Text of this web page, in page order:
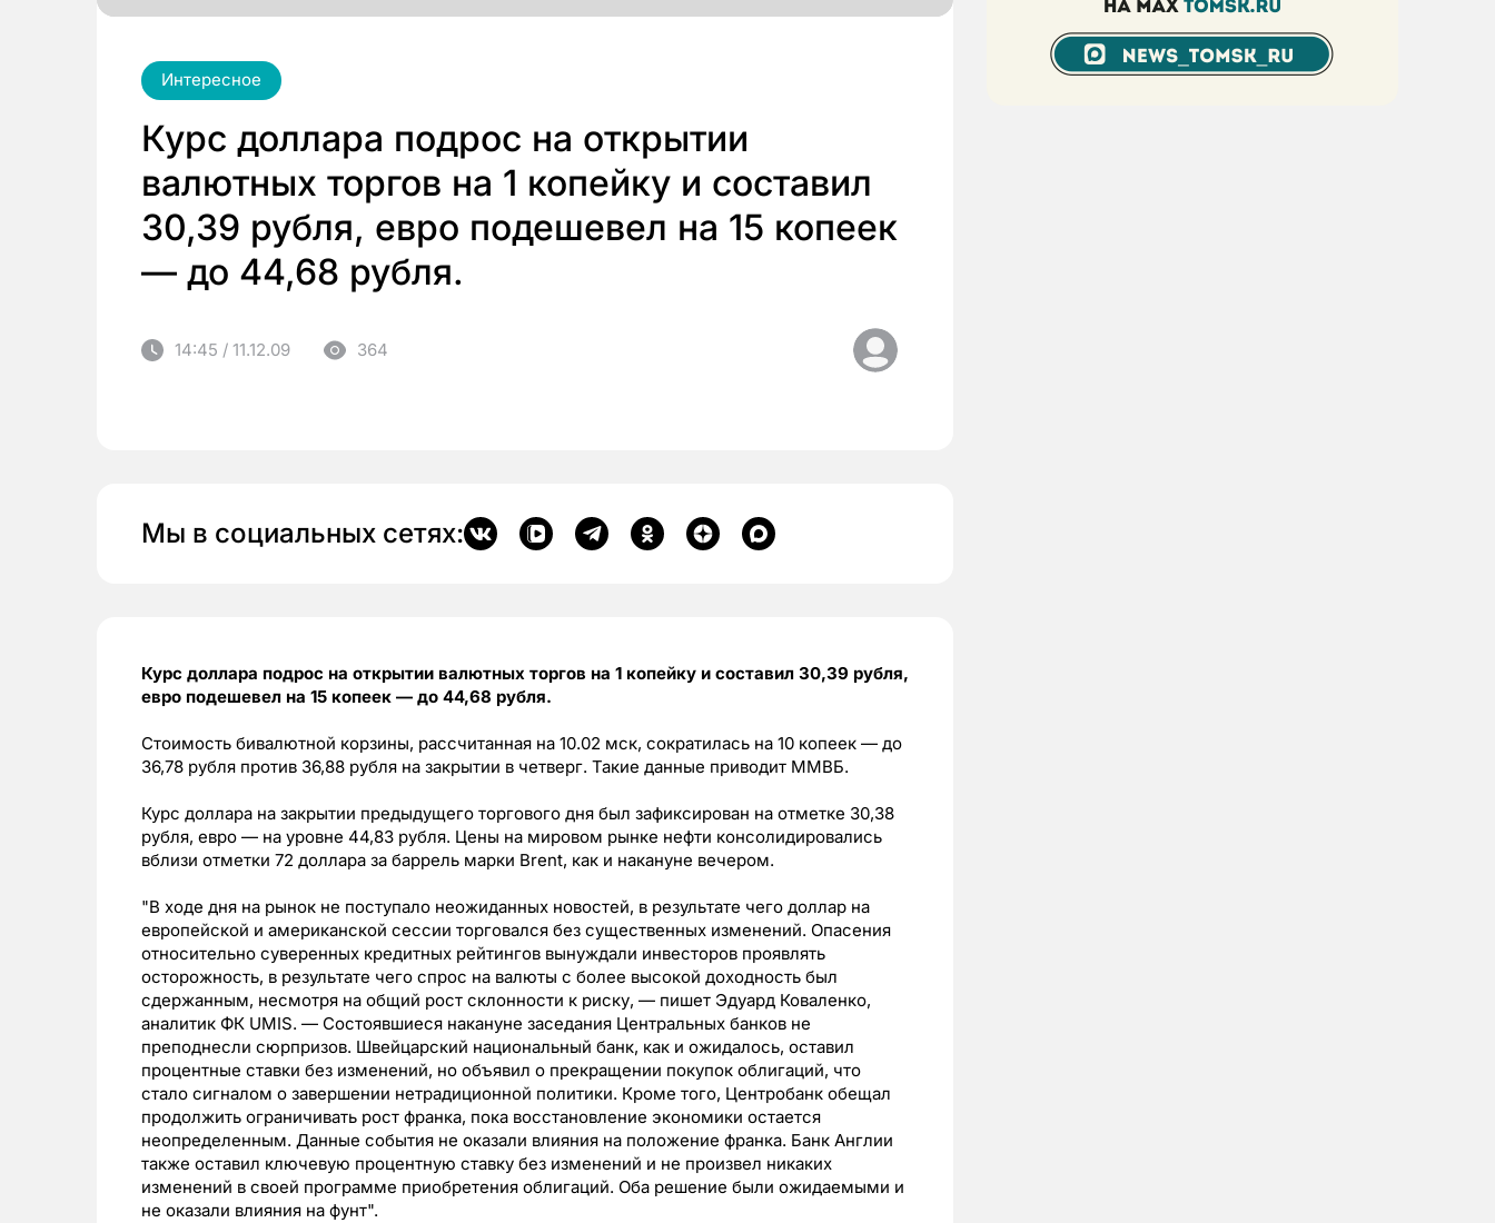
Интересное
Курс доллара подрос на открытии
валютных торгов на 1 копейку и составил
30,39 рубля, евро подешевел на 15 копеек
— до 44,68 рубля.
14:45 / 11.12.09 364
Мы в социальных сетях:
Курс доллара подрос на открытии валютных торгов на 1 копейку и составил 30,39 рубля,
евро подешевел на 15 копеек — до 44,68 рубля.
Стоимость бивалютной корзины, рассчитанная на 10.02 мск, сократилась на 10 копеек — до
36,78 рубля против 36,88 рубля на закрытии в четверг. Такие данные приводит ММВБ.
Курс доллара на закрытии предыдущего торгового дня был зафиксирован на отметке 30,38
рубля, евро — на уровне 44,83 рубля. Цены на мировом рынке нефти консолидировались
вблизи отметки 72 доллара за баррель марки Brent, как и накануне вечером.
"В ходе дня на рынок не поступало неожиданных новостей, в результате чего доллар на
европейской и американской сессии торговался без существенных изменений. Опасения
относительно суверенных кредитных рейтингов вынуждали инвесторов проявлять
осторожность, в результате чего спрос на валюты с более высокой доходность был
сдержанным, несмотря на общий рост склонности к риску, — пишет Эдуард Коваленко,
аналитик ФК UMIS. — Состоявшиеся накануне заседания Центральных банков не
преподнесли сюрпризов. Швейцарский национальный банк, как и ожидалось, оставил
процентные ставки без изменений, но объявил о прекращении покупок облигаций, что
стало сигналом о завершении нетрадиционной политики. Кроме того, Центробанк обещал
продолжить ограничивать рост франка, пока восстановление экономики остается
неопределенным. Данные события не оказали влияния на положение франка. Банк Англии
также оставил ключевую процентную ставку без изменений и не произвел никаких
изменений в своей программе приобретения облигаций. Оба решение были ожидаемыми и
не оказали влияния на фунт".